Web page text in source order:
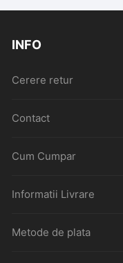
INFO
Cerere retur
Contact
Cum Cumpar
Informatii Livrare
Metode de plata